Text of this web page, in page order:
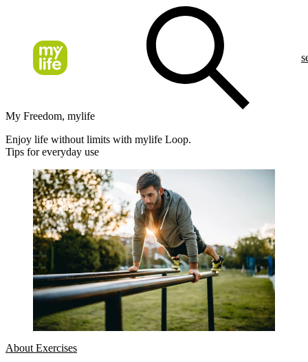
My Freedom, mylife
Enjoy life without limits with mylife Loop.
Tips for everyday use
About Exercises